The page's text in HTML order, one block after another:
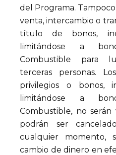
del Programa.
venta, intercambio o
título de bonos,
limitándose a
Combustible para
terceras personas.
privilegios o bonos,
limitándose a
Combustible, no
podrán ser
cualquier momento,
cambio de dinero en